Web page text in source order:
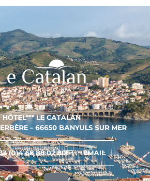
HÔTEL*** LE CATALAN
– 66650 BANYULS SUR MER
(0)4 68 88 02 80 EMAIL